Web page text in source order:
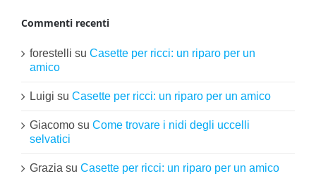
Commenti recenti
forestelli su Casette per ricci: un riparo per un
amico
Luigi su Casette per ricci: un riparo per un amico
Giacomo su Come trovare i nidi degli uccelli
selvatici
Grazia su Casette per ricci: un riparo per un amico